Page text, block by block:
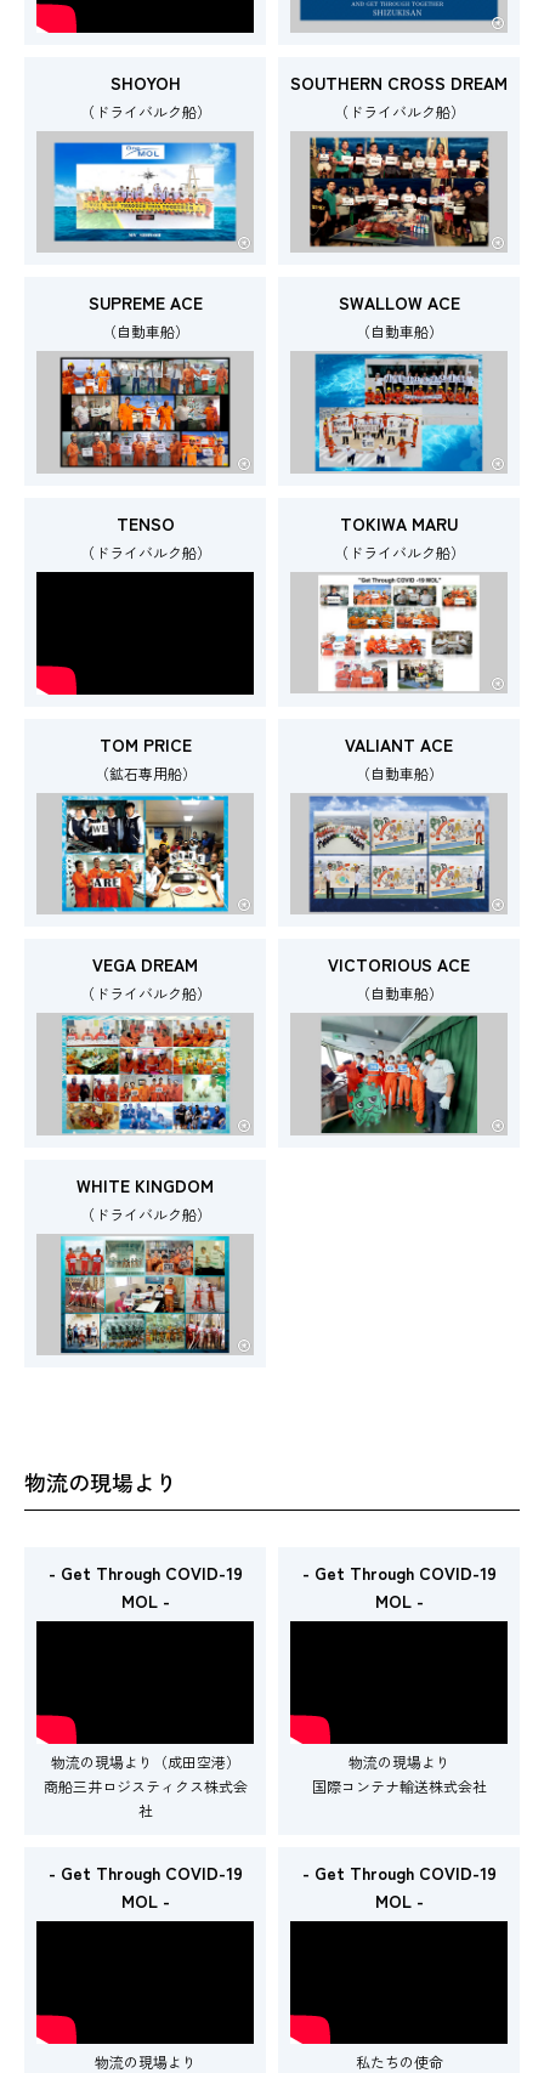
SHOYOH
（ドライバルク船）
SOUTHERN CROSS DREAM
（ドライバルク船）
SUPREME ACE
（自動車船）
SWALLOW ACE
（自動車船）
TENSO
（ドライバルク船）
TOKIWA MARU
（ドライバルク船）
TOM PRICE
（鉱石専用船）
VALIANT ACE
（自動車船）
VEGA DREAM
（ドライバルク船）
VICTORIOUS ACE
（自動車船）
WHITE KINGDOM
（ドライバルク船）
物流の現場より
- Get Through COVID-19
MOL -
物流の現場より（成田空港）
商船三井ロジスティクス株式会
社
- Get Through COVID-19
MOL -
物流の現場より
国際コンテナ輸送株式会社
- Get Through COVID-19
MOL -
物流の現場より
- Get Through COVID-19
MOL -
私たちの使命